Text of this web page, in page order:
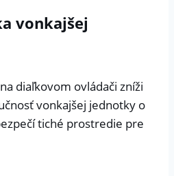
vonkajšej
diaľkovom ovládači zníži
vonkajšej jednotky o
tiché prostredie pre